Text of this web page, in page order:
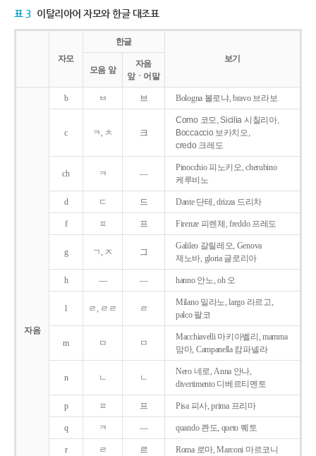
표 3 이탈리아어 자모와 한글 대조표
자모
한글
보기
모음 앞
자음
앞ㆍ어말
자음
b ㅂ 브 Bologna 볼로냐, bravo 브라보
c ㅋ, ㅊ 크
Como 코모, Sicilia 시칠리아,
Boccaccio 보카치오,
credo 크레도
ch ㅋ ―
Pinocchio 피노키오, cherubino
케루비노
d ㄷ 드 Dante 단테, drizza 드리차
f ㅍ 프 Firenze 피렌체, freddo 프레도
g ㄱ, ㅈ 그
Galileo 갈릴레오, Genova
제노바, gloria 글로리아
h ― ― hanno 안노, oh 오
l ㄹ, ㄹㄹ ㄹ
Milano 밀라노, largo 라르고,
palco 팔코
m ㅁ ㅁ
Macchiavelli 마키아벨리, mamma
맘마, Campanella 캄파넬라
n ㄴ ㄴ
Nero 네로, Anna 안나,
divertimento 디베르티멘토
p ㅍ 프 Pisa 피사, prima 프리마
q ㅋ ― quando 콴도, queto 퀘토
r ㄹ 르 Roma 로마, Marconi 마르코니